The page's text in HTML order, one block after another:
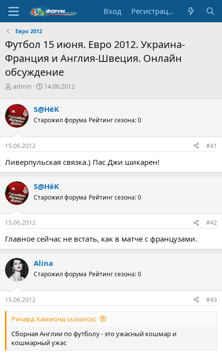
Вход Регистрация
Евро 2012
Футбол 15 июня. Евро 2012. Украина-
Франция и Англия-Швеция. Онлайн
обсуждение
А
т
о
р
т
е
м
admin
Д
а
н
ч
а
14.06.2012
S@HёK
Старожил форума Рейтинг сезона: 0
15.06.2012 #41
Ливерпульская связка.) Пас Джи шикарен!
S@HёK
Старожил форума Рейтинг сезона: 0
15.06.2012 #42
Главное сейчас не встать, как в матче с французами.
Alina
Старожил форума Рейтинг сезона: 0
15.06.2012 #43
Ричард Хаммонд сказал(а):
Сборная Англии по футболу - это ужасный кошмар и
кошмарный ужас